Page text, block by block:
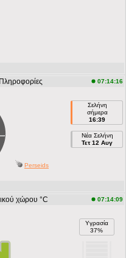
07:14:16
Σελήνη
σήμερα
16:39
Νέα Σελήνη
Τετ 12 Αυγ
Perseids
χώρου °C 07:14:09
Υγρασία
37%